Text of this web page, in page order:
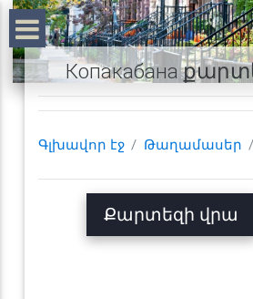
Копакабана
Գլխավոր էջ Թաղամասեր
Քարտեզի վրա